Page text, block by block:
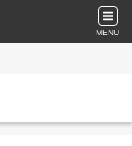
MENU